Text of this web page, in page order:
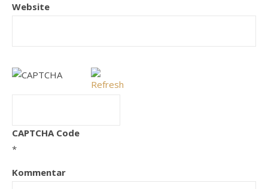
Website
CAPTCHA Code
*
Kommentar